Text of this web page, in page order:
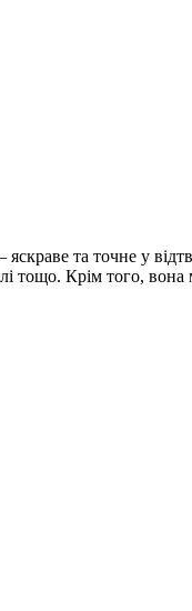
та точне у
тощо. Крім того, вона